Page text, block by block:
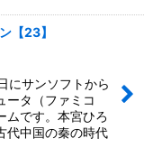
【23】
にサンソフトから
ータ（ファミコ
ムです。本宮ひろ
代中国の秦の時代